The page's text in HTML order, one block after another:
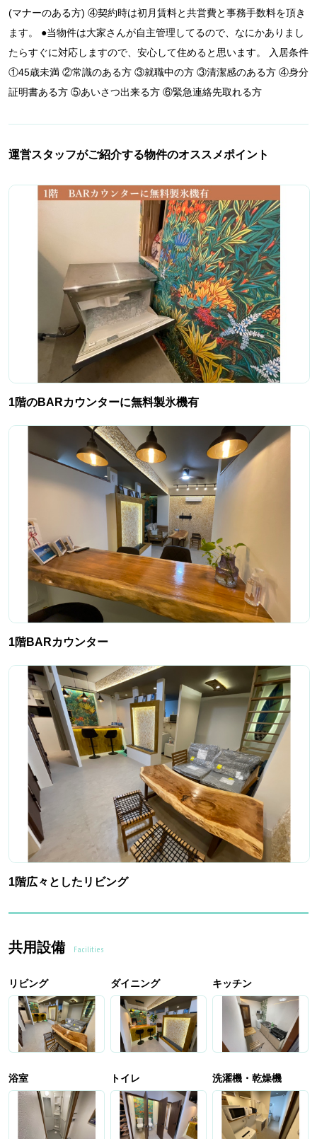
(マナーのある方) ④契約時は初月賃料と共営費と事務手数料を頂き
ます。 ●当物件は大家さんが自主管理してるので、なにかありまし
たらすぐに対応しますので、安心して住めると思います。 入居条件
①45歳未満 ②常識のある方 ③就職中の方 ③清潔感のある方 ④身分
証明書ある方 ⑤あいさつ出来る方 ⑥緊急連絡先取れる方
運営スタッフがご紹介する物件のオススメポイント
1階のBARカウンターに無料製氷機有
1階BARカウンター
1階広々としたリビング
共用設備 Facilities
リビング ダイニング キッチン
浴室 トイレ 洗濯機・乾燥機